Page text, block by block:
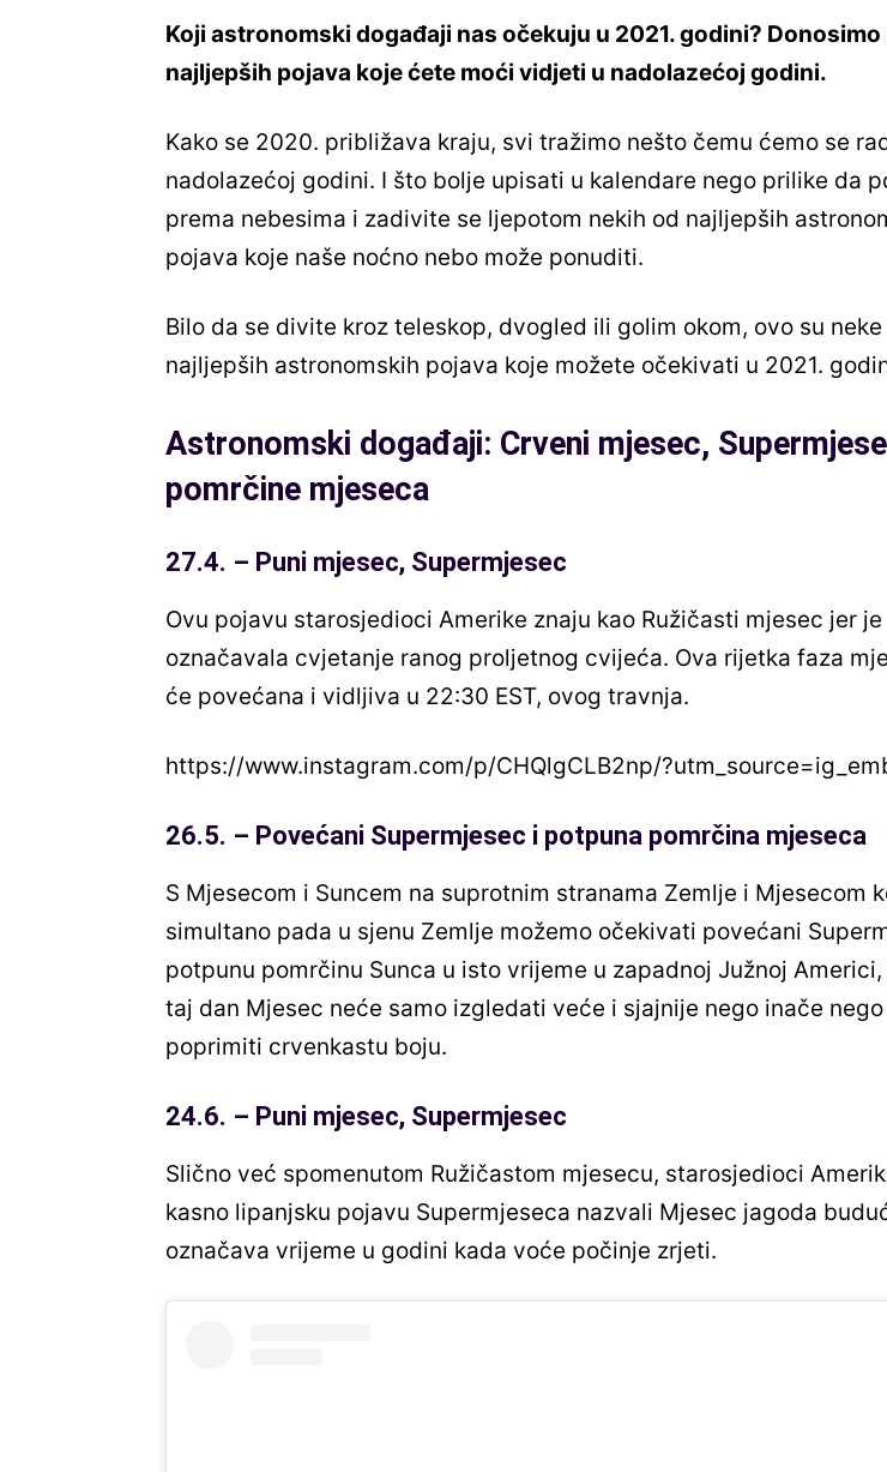
Koji astronomski događaji nas očekuju u 2021. godini? Donosimo
najljepših pojava koje ćete moći vidjeti u nadolazećoj godini.
Kako se 2020. približava kraju, svi tražimo nešto čemu ćemo se
nadolazećoj godini. I što bolje upisati u kalendare nego prilike da
prema nebesima i zadivite se ljepotom nekih od najljepših
pojava koje naše noćno nebo može ponuditi.
Bilo da se divite kroz teleskop, dvogled ili golim okom, ovo su neke
najljepših astronomskih pojava koje možete očekivati u 2021.
Astronomski događaji: Crveni mjesec,
pomrčine mjeseca
27.4. – Puni mjesec, Supermjesec
Ovu pojavu starosjedioci Amerike znaju kao Ružičasti mjesec jer je
označavala cvjetanje ranog proljetnog cvijeća. Ova rijetka faza
će povećana i vidljiva u 22:30 EST, ovog travnja.
https://www.instagram.com/p/CHQlgCLB2np/
26.5. – Povećani Supermjesec i potpuna pomrčina mjeseca
S Mjesecom i Suncem na suprotnim stranama Zemlje i Mjesecom
simultano pada u sjenu Zemlje možemo očekivati povećani
potpunu pomrčinu Sunca u isto vrijeme u zapadnoj Južnoj Americi,
taj dan Mjesec neće samo izgledati veće i sjajnije nego inače
poprimiti crvenkastu boju.
24.6. – Puni mjesec, Supermjesec
Slično već spomenutom Ružičastom mjesecu, starosjedioci
kasno lipanjsku pojavu Supermjeseca nazvali Mjesec jagoda
označava vrijeme u godini kada voće počinje zrjeti.